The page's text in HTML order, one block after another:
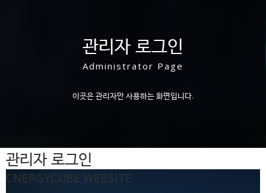
관리자 로그인
Administrator Page
이곳은 관리자만 사용하는 화면입니다.
관리자 로그인
CNERGYCUBE WEBSITE